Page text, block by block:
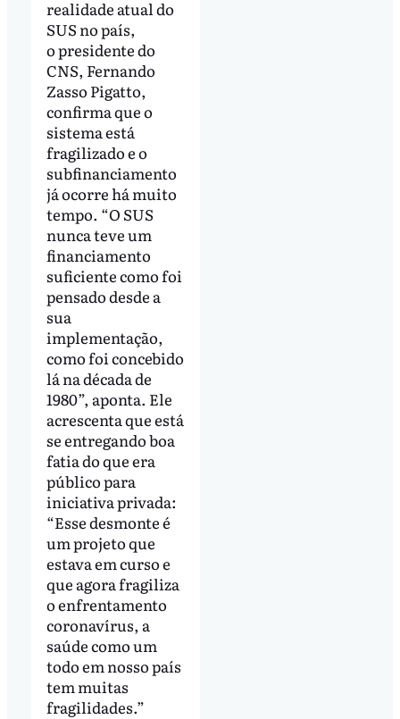
realidade atual do
SUS no país,
o presidente do
CNS, Fernando
Zasso Pigatto,
confirma que o
sistema está
fragilizado e o
subfinanciamento
já ocorre há muito
tempo. “O SUS
nunca teve um
financiamento
suficiente como foi
pensado desde a
sua
implementação,
como foi concebido
lá na década de
1980”, aponta. Ele
acrescenta que está
se entregando boa
fatia do que era
público para
iniciativa privada:
“Esse desmonte é
um projeto que
estava em curso e
que agora fragiliza
o enfrentamento
coronavírus, a
saúde como um
todo em nosso país
tem muitas
fragilidades.”